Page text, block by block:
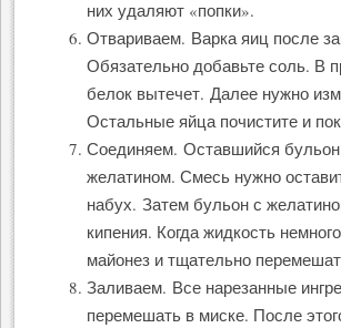
них удаляют «попки».
Отвариваем. Варка яиц после
Обязательно добавьте соль. В
белок вытечет. Далее нужно
Остальные яйца почистите и
Соединяем. Оставшийся
желатином. Смесь нужно
набух. Затем бульон с
кипения. Когда жидкость
майонез и тщательно
Заливаем. Все нарезанные
перемешать в миске. После